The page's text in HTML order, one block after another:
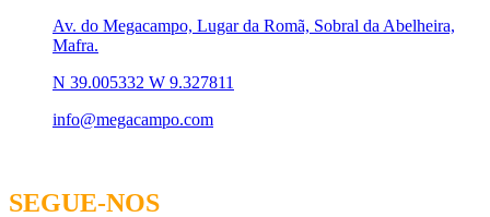
Av. do Megacampo, Lugar da Romã, Sobral da Abelheira,
Mafra.
N 39.005332 W 9.327811
info@megacampo.com
SEGUE-NOS